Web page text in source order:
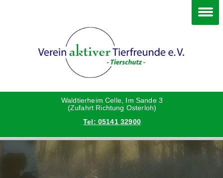
Waldtierheim Celle, Im Sande 3
(Zufahrt Richtung Osterloh)
Tel: 05141 32900
Katzen
Vermittlungshilfe privat
Danke an die Helfer
Vorstand
Satzung